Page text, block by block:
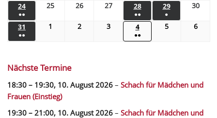
24
●●
25 26 27 28
●●
29
●
30
31
●●
1 2 3 4
●●
5 6
Nächste Termine
18:30 – 19:30, 10. August 2026 – Schach für Mädchen und
Frauen (Einstieg)
19:30 – 21:00, 10. August 2026 – Schach für Mädchen und